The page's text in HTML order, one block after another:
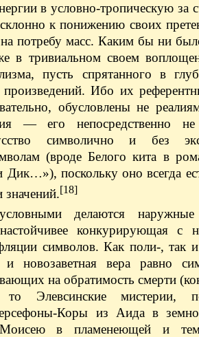
в условно-тропическую за
к понижению своих
на потребу масс. Каким бы ни
в тривиальном своем
пусть спрятанного в
Ибо их
обусловлены не
— его непосредственно не
символично и без
(вроде Белого кита в
поскольку оно всегда
значений.[18]
делаются наружные
конкурирующая с
символов. Как поли-, так
и новозаветная вера равно
на обратимость смерти
Элевсинские мистерии,
Коры из Аида в
в пламенеющей и